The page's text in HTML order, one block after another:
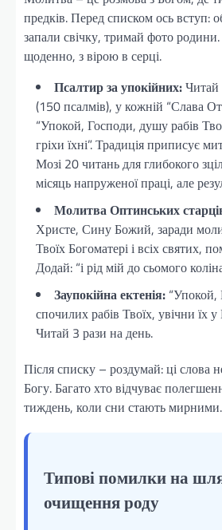
предків. Перед списком ось вступ:
запали свічку, тримай фото
щоденно, з вірою в серці.
Псалтир за упокійних:
(150 псалмів), у кожній “Слава
“Упокой, Господи, душу рабів
гріхи їхні”. Традиція приписує
Мозі 20 читань для глибокого
місяць напруженої праці, але
Молитва Оптинських
Христе, Сину Божий, заради
Твоїх Богоматері і всіх святих,
Додай: “і рід мій до сьомого
Заупокійна ектенія: “Упокой,
спочилих рабів Твоїх, увічни їх у
Читай 3 рази на день.
Після списку – роздумай: ці слова
Богу. Багато хто відчуває
тиждень, коли сни стають мирними.
Типові помилки на
очищення роду